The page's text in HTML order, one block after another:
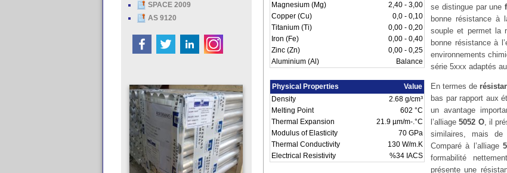
SPACE 2009
AS 9120
Magnesium (Mg)
2,40 - 3,00
Copper (Cu)
0,0 - 0,10
Titanium (Ti)
0,00 - 0,20
Iron (Fe)
0,00 - 0,40
Zinc (Zn)
0,00 - 0,25
Aluminium (Al)
Balance
Physical Properties
Value
Density
2.68 g/cm³
Melting Point
602 °C
Thermal Expansion
21.9 µm/m-.°C
Modulus of Elasticity
70 GPa
Thermal Conductivity
130 W/m.K
Electrical Resistivity
%34 IACS
se distingue par une
bonne résistance à
souple et permet la
bonne résistance à
environnements
série 5xxx adaptés
En termes de
bas par rapport aux
un avantage
l’alliage5052 O, il
similaires, mais de
Comparé à l’alliage
formabilité
présente une